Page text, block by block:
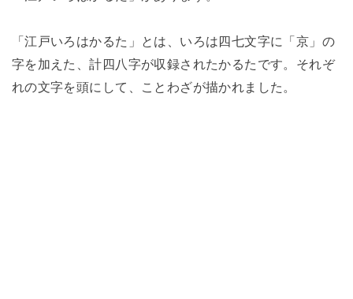
「江戸いろはかるた」とは、いろは四七文字に「京」の
字を加えた、計四八字が収録されたかるたです。それぞ
れの文字を頭にして、ことわざが描かれました。